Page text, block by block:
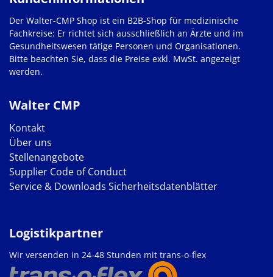
Walter CMP
Kontakt
Über uns
Stellenangebote
Supplier Code of Conduct
Service & Downloads Sicherheitsdatenblätter
Der Walter-CMP Shop ist ein B2B-Shop für medizinische
Fachkreise: Er richtet sich ausschließlich an Ärzte und im
Gesundheitswesen tätige Personen und Organisationen.
Bitte beachten Sie, dass die Preise exkl. MwSt. angezeigt
werden.
Logistikpartner
Wir versenden in 24-48 Stunden mit trans-o-flex